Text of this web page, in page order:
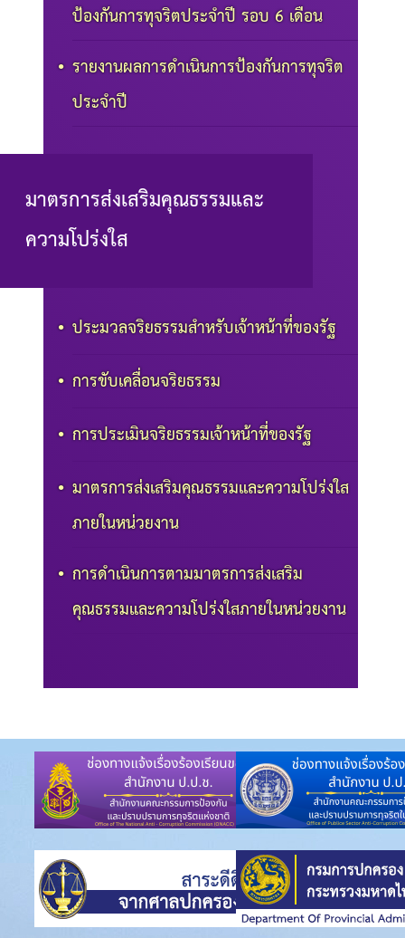
ป้องกันการทุจริตประจำปี รอบ 6 เดือน
รายงานผลการดำเนินการป้องกันการทุจริต
ประจำปี
มาตรการส่งเสริมคุณธรรมและ
ความโปร่งใส
ประมวลจริยธรรมสำหรับเจ้าหน้าที่ของรัฐ
การขับเคลื่อนจริยธรรม
การประเมินจริยธรรมเจ้าหน้าที่ของรัฐ
มาตรการส่งเสริมคุณธรรมและความโปร่งใส
ภายในหน่วยงาน
การดำเนินการตามมาตรการส่งเสริม
คุณธรรมและความโปร่งใสภายในหน่วยงาน